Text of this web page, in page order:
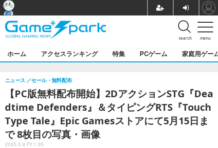
menu
search
ホーム アクセスランキング 特集 PCゲーム 家庭用ゲー
【PC版無料配布開始】2DアクションSTG『Dea
dtime Defenders』＆タイピングRTS『Touch
Type Tale』Epic Gamesストアにて5月15日ま
で 8枚目の写真・画像
ニュース セール・無料配布
2025.5.9 Fri 1:35